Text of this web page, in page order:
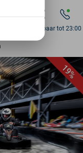
205.945 reviews
Bereikbaar tot 23:00
19%